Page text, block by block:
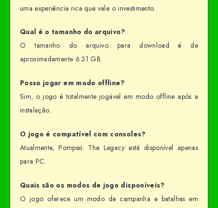
uma experiência rica que vale o investimento.
Qual é o tamanho do arquivo?
O tamanho do arquivo para download é de
aproximadamente 6.31 GB.
Posso jogar em modo offline?
Sim, o jogo é totalmente jogável em modo offline após a
instalação.
O jogo é compatível com consoles?
Atualmente, Pompeii: The Legacy está disponível apenas
para PC.
Quais são os modos de jogo disponíveis?
O jogo oferece um modo de campanha e batalhas em